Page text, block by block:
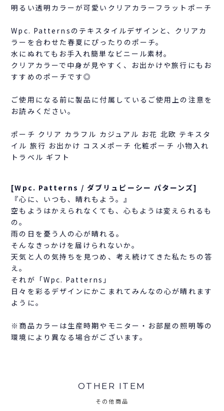
明るい透明カラーが可愛いクリアカラーフラットポーチ
Wpc. Patternsのテキスタイルデザインと、クリアカ
ラーを合わせた春夏にぴったりのポーチ。
水にぬれてもお手入れ簡単なビニール素材。
クリアカラーで中身が見やすく、お出かけや旅行にもお
すすめのポーチです◎
ご使用になる前に製品に付属しているご使用上の注意を
お読みください。
ポーチ クリア カラフル カジュアル お花 北欧 テキスタ
イル 旅行 お出かけ コスメポーチ 化粧ポーチ 小物入れ
トラベル ギフト
[Wpc. Patterns / ダブリュピーシー パターンズ]
『心に、いつも、晴れもよう。』
空もようはかえられなくても、心もようは変えられるも
の。
雨の日を憂う人の心が晴れる。
そんなきっかけを届けられないか。
天気と人の気持ちを見つめ、考え続けてきた私たちの答
え。
それが「Wpc. Patterns」
日々を彩るデザインにかこまれてみんなの心が晴れます
ように。
※商品カラーは生産時期やモニター・お部屋の照明等の
環境により異なる場合がございます。
OTHER ITEM
その他商品